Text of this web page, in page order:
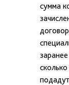
сумма